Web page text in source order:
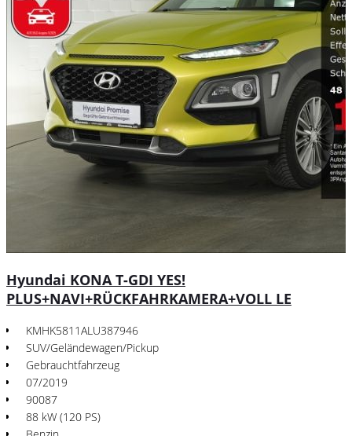
Hyundai KONA T-GDI YES!
PLUS+NAVI+RÜCKFAHRKAMERA+VOLL LE
KMHK5811ALU387946
SUV/Geländewagen/Pickup
Gebrauchtfahrzeug
07/2019
90087
88 kW (120 PS)